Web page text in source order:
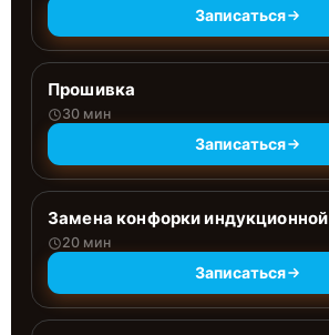
Записаться
Прошивка
30 мин
Записаться
Замена конфорки индукционной
20 мин
Записаться